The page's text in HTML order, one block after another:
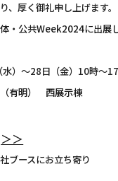
、厚く御礼申し上げます。
・公共Week2024に出展し
）～28日（金）10時～
有明） 西展示棟
＞＞
ブースにお立ち寄り